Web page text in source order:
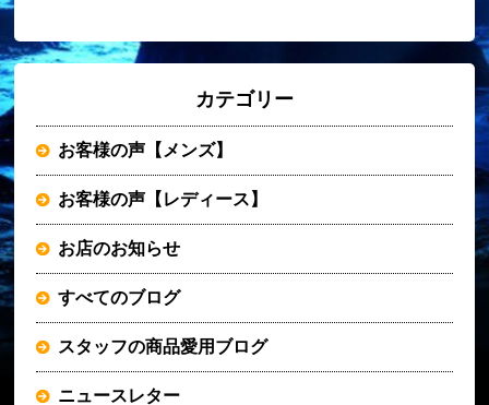
カテゴリー
お客様の声【メンズ】
お客様の声【レディース】
お店のお知らせ
すべてのブログ
スタッフの商品愛用ブログ
ニュースレター